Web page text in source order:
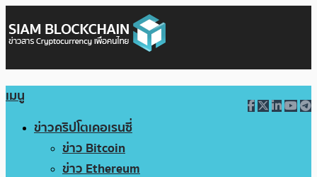
เมนู
ข่าวคริปโตเคอเรนซี่
ข่าว Bitcoin
ข่าว Ethereum